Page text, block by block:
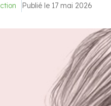
Publié le 17 mai 2026